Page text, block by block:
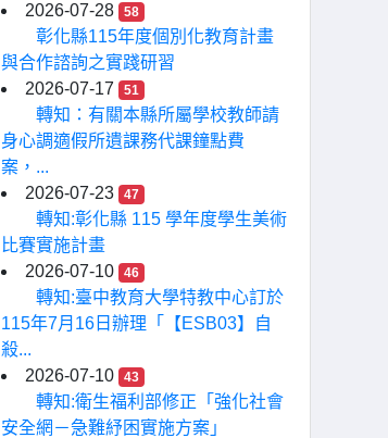
2026-07-28
58
彰化縣115年度個別化教育計畫
與合作諮詢之實踐研習
2026-07-17
51
轉知：有關本縣所屬學校教師請
身心調適假所遺課務代課鐘點費
案，...
2026-07-23
47
轉知:彰化縣 115 學年度學生美術
比賽實施計畫
2026-07-10
46
轉知:臺中教育大學特教中心訂於
115年7月16日辦理「【ESB03】自
殺...
2026-07-10
43
轉知:衛生福利部修正「強化社會
安全網－急難紓困實施方案」